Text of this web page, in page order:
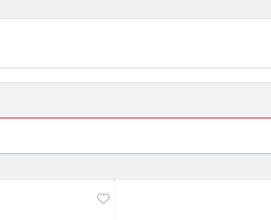
функции (конвекция, гриль,